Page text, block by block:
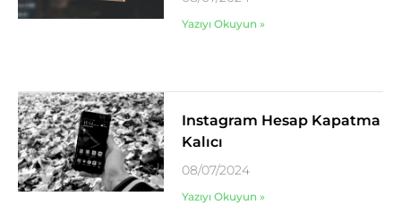
Yazıyı Okuyun »
Instagram Hesap Kapatma
Kalıcı
08/07/2024
Yazıyı Okuyun »